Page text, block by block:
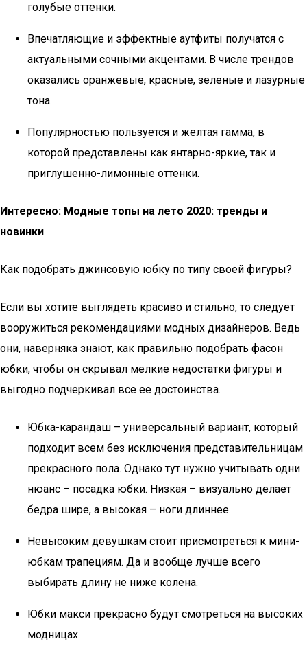
голубые оттенки.
Впечатляющие и эффектные аутфиты получатся с
актуальными сочными акцентами. В числе трендов
оказались оранжевые, красные, зеленые и лазурные
тона.
Популярностью пользуется и желтая гамма, в
которой представлены как янтарно-яркие, так и
приглушенно-лимонные оттенки.
Интересно: Модные топы на лето 2020: тренды и
новинки
Как подобрать джинсовую юбку по типу своей фигуры?
Если вы хотите выглядеть красиво и стильно, то следует
вооружиться рекомендациями модных дизайнеров. Ведь
они, наверняка знают, как правильно подобрать фасон
юбки, чтобы он скрывал мелкие недостатки фигуры и
выгодно подчеркивал все ее достоинства.
Юбка-карандаш – универсальный вариант, который
подходит всем без исключения представительницам
прекрасного пола. Однако тут нужно учитывать одни
нюанс – посадка юбки. Низкая – визуально делает
бедра шире, а высокая – ноги длиннее.
Невысоким девушкам стоит присмотреться к мини-
юбкам трапециям. Да и вообще лучше всего
выбирать длину не ниже колена.
Юбки макси прекрасно будут смотреться на высоких
модницах.